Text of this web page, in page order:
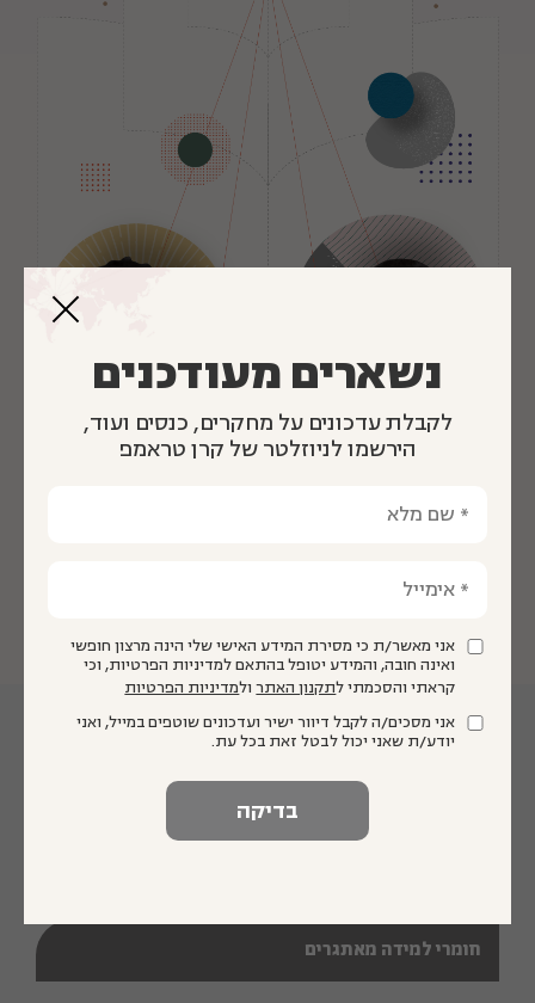
נשארים מעודכנים
לקבלת עדכונים על מחקרים, כנסים ועוד,
הירשמו לניוזלטר של קרן טראמפ
אני מאשר/ת כי מסירת המידע האישי שלי הינה מרצון חופשי
ואינה חובה, והמידע יטופל בהתאם למדיניות הפרטיות, וכי
קראתי והסכמתי לתקנון האתרולמדיניות הפרטיות
אני מסכים/ה לקבל דיוור ישיר ועדכונים שוטפים במייל, ואני
יודע/ת שאני יכול לבטל זאת בכל עת.
התכניות שלנו
חומרי למידה מאתגרים